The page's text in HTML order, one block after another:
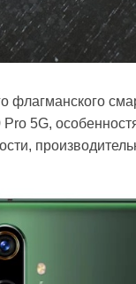
флагманского
5G,